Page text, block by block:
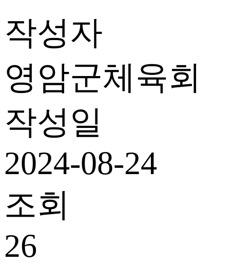
작성자
영암군체육회
작성일
2024-08-24
조회
26